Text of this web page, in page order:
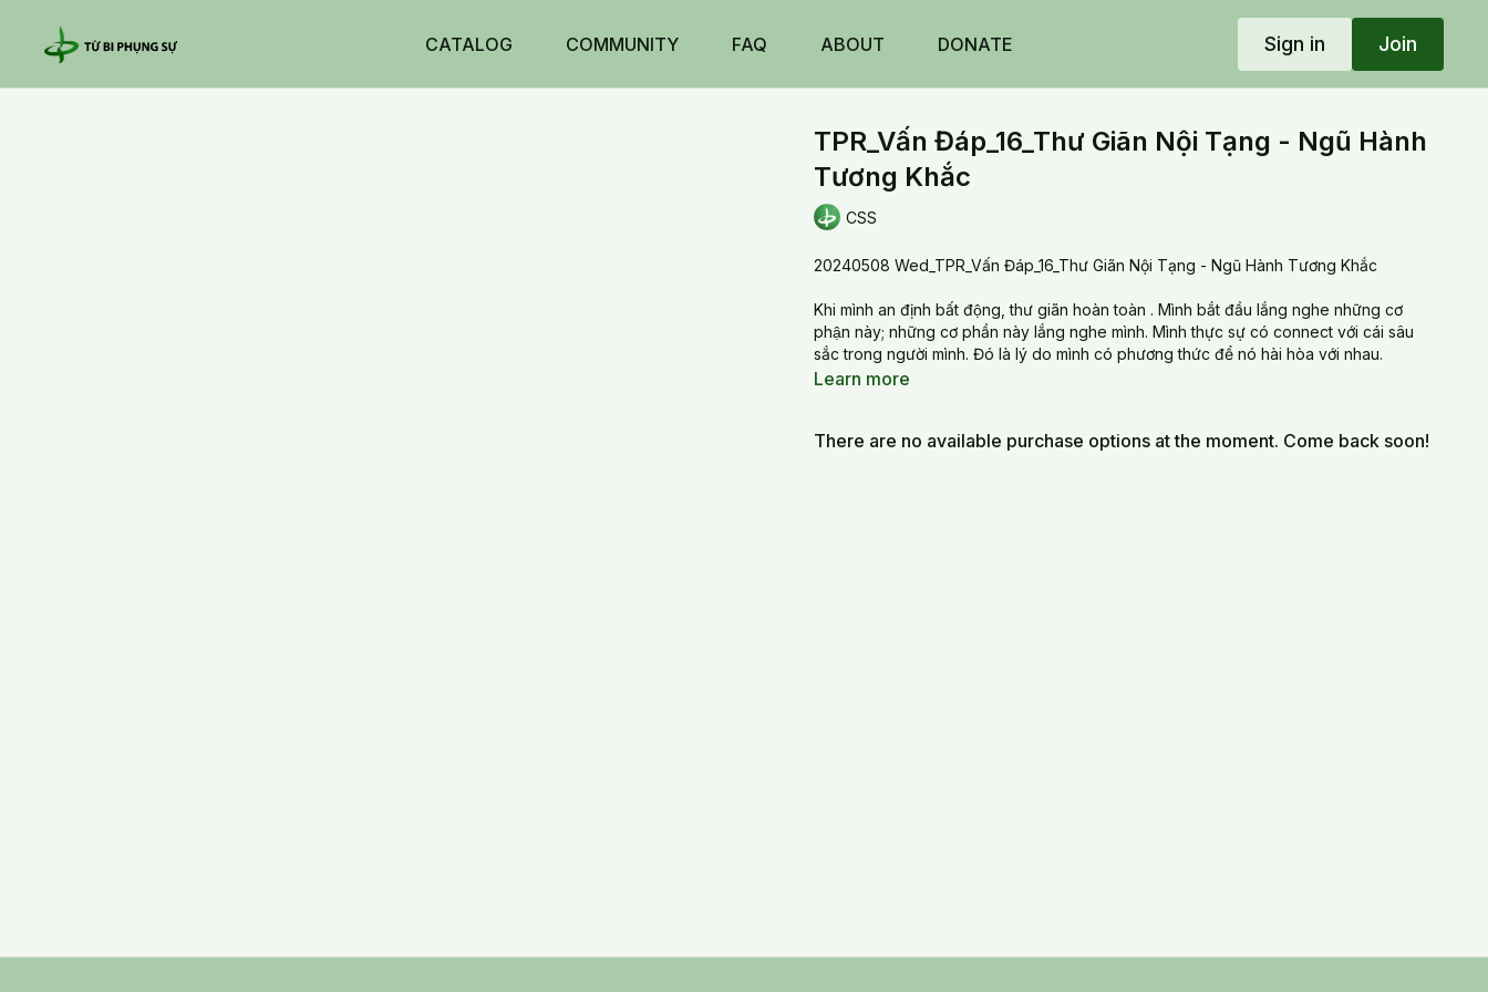
CATALOG COMMUNITY FAQ ABOUT DONATE Sign in Join
TPR_Vấn Đáp_16_Thư Giãn Nội Tạng - Ngũ Hành
Tương Khắc
CSS
20240508 Wed_TPR_Vấn Đáp_16_Thư Giãn Nội Tạng - Ngũ Hành Tương Khắc
Khi mình an định bất động, thư giãn hoàn toàn . Mình bắt đầu lắng nghe những cơ
phận này; những cơ phần này lắng nghe mình. Mình thực sự có connect với cái sâu
sắc trong người mình. Đó là lý do mình có phương thức để nó hài hòa với nhau.
Learn more
There are no available purchase options at the moment. Come back soon!